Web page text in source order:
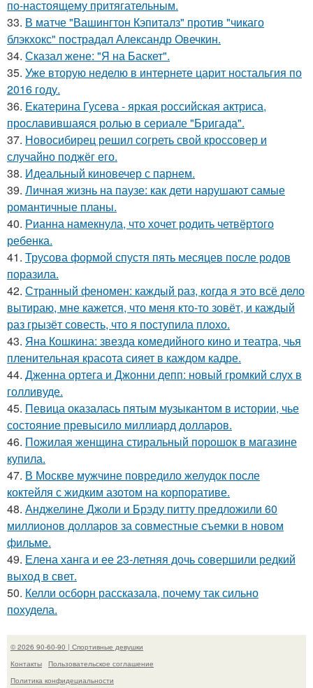
по-настоящему притягательным.
33. В матче "Вашингтон Кэпиталз" против "чикаго
блэкхокс" пострадал Александр Овечкин.
34. Сказал жене: "Я на Баскет".
35. Уже вторую неделю в интернете царит ностальгия по
2016 году.
36. Екатерина Гусева - яркая российская актриса,
прославившаяся ролью в сериале "Бригада".
37. Новосибирец решил согреть свой кроссовер и
случайно поджёг его.
38. Идеальный киновечер с парнем.
39. Личная жизнь на паузе: как дети нарушают самые
романтичные планы.
40. Рианна намекнула, что хочет родить четвёртого
ребенка.
41. Трусова формой спустя пять месяцев после родов
поразила.
42. Странный феномен: каждый раз, когда я это всё дело
вытираю, мне кажется, что меня кто-то зовёт, и каждый
раз грызёт совесть, что я поступила плохо.
43. Яна Кошкина: звезда комедийного кино и театра, чья
пленительная красота сияет в каждом кадре.
44. Дженна ортега и Джонни депп: новый громкий слух в
голливуде.
45. Певица оказалась пятым музыкантом в истории, чье
состояние превысило миллиард долларов.
46. Пожилая женщина стиральный порошок в магазине
купила.
47. В Москве мужчине повредило желудок после
коктейля с жидким азотом на корпоративе.
48. Анджелине Джоли и Брэду питту предложили 60
миллионов долларов за совместные съемки в новом
фильме.
49. Елена ханга и ее 23-летняя дочь совершили редкий
выход в свет.
50. Келли осборн рассказала, почему так сильно
похудела.
© 2026 90-60-90 | Спортивные девушки
Контакты
Пользовательское соглашение
Политика конфидециальности